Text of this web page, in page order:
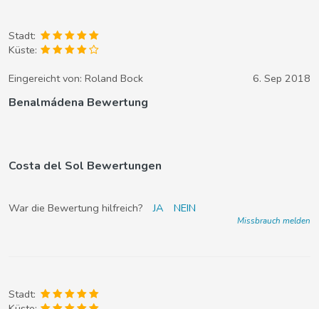
Stadt:
Küste:
Eingereicht von: Roland Bock 6. Sep 2018
Benalmádena Bewertung
Costa del Sol Bewertungen
War die Bewertung hilfreich? JA NEIN
Missbrauch melden
Stadt: